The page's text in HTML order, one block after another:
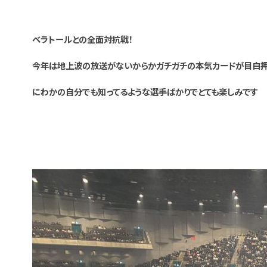
ベラトールとの全面対抗戦！
今年は地上波の放送がないからかガチガチの本気カードが目白押
にわかの自分でも知ってるような選手ばかりでとても楽しみです